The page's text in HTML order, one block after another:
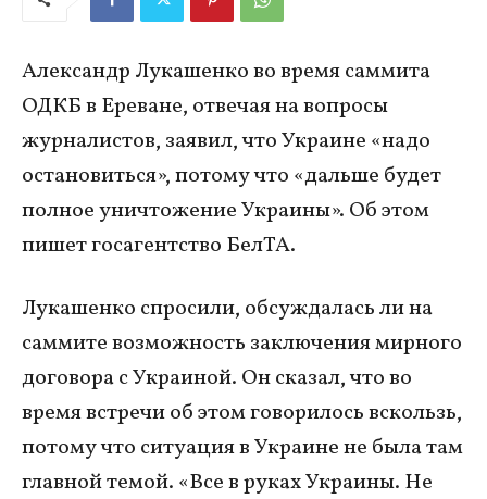
Александр Лукашенко во время саммита
ОДКБ в Ереване, отвечая на вопросы
журналистов, заявил, что Украине «надо
остановиться», потому что «дальше будет
полное уничтожение Украины». Об этом
пишет госагентство БелТА.
Лукашенко спросили, обсуждалась ли на
саммите возможность заключения мирного
договора с Украиной. Он сказал, что во
время встречи об этом говорилось вскользь,
потому что ситуация в Украине не была там
главной темой. «Все в руках Украины. Не